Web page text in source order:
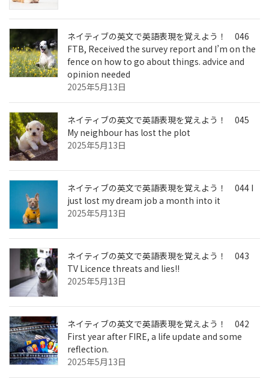
ネイティブの英文で英語表現を覚えよう！ 046
FTB, Received the survey report and I’m on the
fence on how to go about things. advice and
opinion needed
2025年5月13日
ネイティブの英文で英語表現を覚えよう！ 045
My neighbour has lost the plot
2025年5月13日
ネイティブの英文で英語表現を覚えよう！ 044 I
just lost my dream job a month into it
2025年5月13日
ネイティブの英文で英語表現を覚えよう！ 043
TV Licence threats and lies!!
2025年5月13日
ネイティブの英文で英語表現を覚えよう！ 042
First year after FIRE, a life update and some
reflection.
2025年5月13日